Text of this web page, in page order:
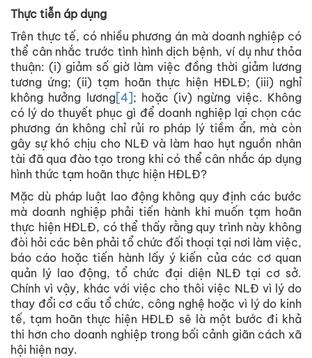
Thực tiễn áp dụng
Trên thực tế, có nhiều phương án mà doanh nghiệp có
thể cân nhắc trước tình hình dịch bệnh, ví dụ như thỏa
thuận: (i) giảm số giờ làm việc đồng thời giảm lương
tương ứng; (ii) tạm hoãn thực hiện HĐLĐ; (iii) nghỉ
không hưởng lương[4]; hoặc (iv) ngừng việc. Không
có lý do thuyết phục gì để doanh nghiệp lại chọn các
phương án không chỉ rủi ro pháp lý tiềm ẩn, mà còn
gây sự khó chịu cho NLĐ và làm hao hụt nguồn nhân
tài đã qua đào tạo trong khi có thể cân nhắc áp dụng
hình thức tạm hoãn thực hiện HĐLĐ?
Mặc dù pháp luật lao động không quy định các bước
mà doanh nghiệp phải tiến hành khi muốn tạm hoãn
thực hiện HĐLĐ, có thể thấy rằng quy trình này không
đòi hỏi các bên phải tổ chức đối thoại tại nơi làm việc,
báo cáo hoặc tiến hành lấy ý kiến của các cơ quan
quản lý lao động, tổ chức đại diện NLĐ tại cơ sở.
Chính vì vậy, khác với việc cho thôi việc NLĐ vì lý do
thay đổi cơ cấu tổ chức, công nghệ hoặc vì lý do kinh
tế, tạm hoãn thực hiện HĐLĐ sẽ là một bước đi khả
thi hơn cho doanh nghiệp trong bối cảnh giãn cách xã
hội hiện nay.